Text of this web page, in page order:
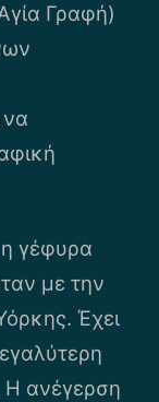
Γραφή)
να
η γέφυρα
με την
Έχει
Η ανέγερση